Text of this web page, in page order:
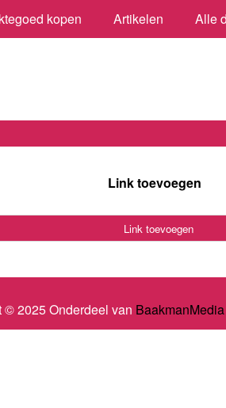
kopen Artikelen Alle
Link toevoegen
Link toevoegen
© 2025 Onderdeel van BaakmanMedia